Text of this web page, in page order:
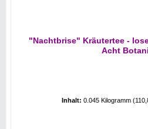
"Nachtbrise" Kräutertee -
Acht
Inhalt: 0.045 Kilogramm